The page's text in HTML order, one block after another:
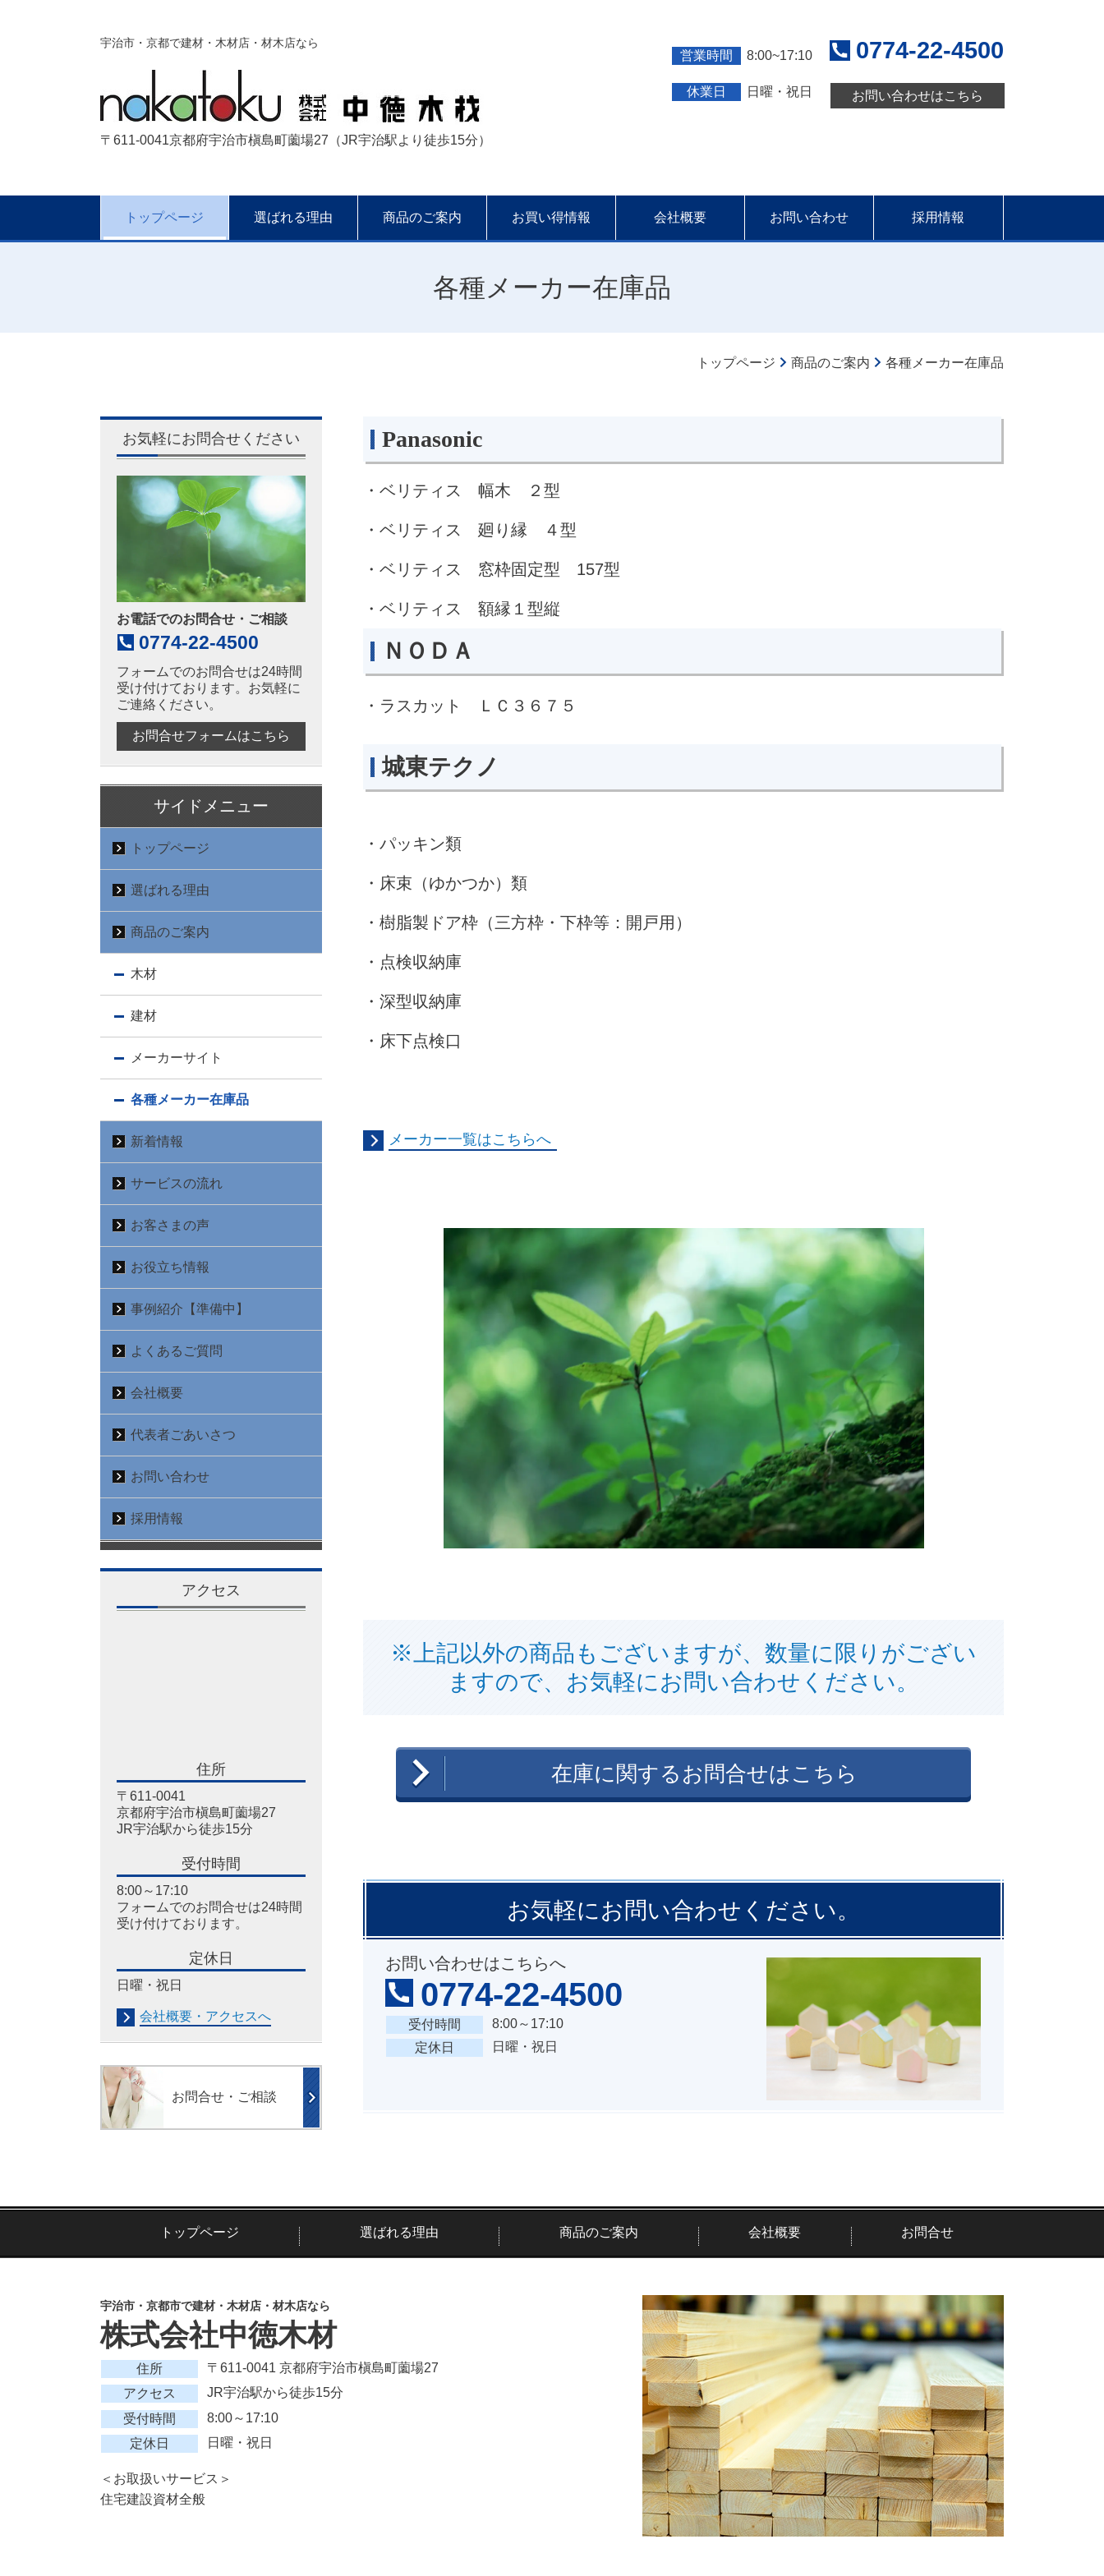
宇治市・京都で建材・木材店・材木店なら
〒611-0041京都府宇治市槇島町薗場27（JR宇治駅より徒歩15分）
営業時間 8:00~17:10
休業日 日曜・祝日
0774-22-4500
お問い合わせはこちら
トップページ 選ばれる理由 商品のご案内 お買い得情報 会社概要 お問い合わせ 採用情報
各種メーカー在庫品
トップページ 商品のご案内 各種メーカー在庫品
Panasonic
・ベリティス 幅木 ２型
・ベリティス 廻り縁 ４型
・ベリティス 窓枠固定型 157型
・ベリティス 額縁１型縦
ＮＯＤＡ
・ラスカット ＬＣ３６７５
城東テクノ
・パッキン類
・床束（ゆかつか） 類
・樹脂製ドア枠（三方枠・下枠等：開戸用）
・点検収納庫
・深型収納庫
・床下点検口
メーカー一覧はこちらへ
※上記以外の商品もございますが、数量に限りがござい
ますので、お気軽にお問い合わせください。
在庫に関するお問合せはこちら
お気軽にお問い合わせください。
お問い合わせはこちらへ
0774-22-4500
受付時間
8:00～17:10
定休日
日曜・祝日
お気軽にお問合せください
お電話でのお問合せ・ご相談
0774-22-4500
フォームでのお問合せは24時間
受け付けております。お気軽に
ご連絡ください。
お問合せフォームはこちら
サイドメニュー
トップページ
選ばれる理由
商品のご案内
木材
建材
メーカーサイト
各種メーカー在庫品
新着情報
サービスの流れ
お客さまの声
お役立ち情報
事例紹介【準備中】
よくあるご質問
会社概要
代表者ごあいさつ
お問い合わせ
採用情報
アクセス
住所
〒611-0041
京都府宇治市槇島町薗場27
JR宇治駅から徒歩15分
受付時間
8:00～17:10
フォームでのお問合せは24時間
受け付けております。
定休日
日曜・祝日
会社概要・アクセスへ
お問合せ・ご相談
トップページ 選ばれる理由 商品のご案内 会社概要 お問合せ
宇治市・京都市で建材・木材店・材木店なら
株式会社中徳木材
住所
〒611-0041 京都府宇治市槇島町薗場27
アクセス
JR宇治駅から徒歩15分
受付時間
8:00～17:10
定休日
日曜・祝日
＜お取扱いサービス＞
住宅建設資材全般